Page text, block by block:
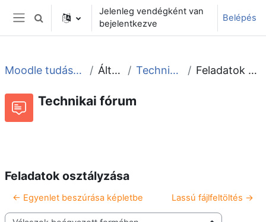
Tovább a fő tartalomhoz
Oldalpanel
Keresési bemeneti adatok váltása
Jelenleg vendégként van
bejelentkezve
Belépés
Moodle tudástár és fórum Általános Technikai fórum Feladatok osztályzása
Technikai fórum
Feladatok osztályzása
← Egyenlet beszúrása képletbe Lassú fájlfeltöltés →